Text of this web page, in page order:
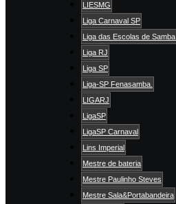
LIESMG
Liga Carnaval SP
Liga das Escolas de
Liga RJ
Liga SP
Liga-SP Fenasamba.
LIGARJ
LigaSP
LigaSP Carnaval
Lins Imperial
Mestre de bateria
Mestre Paulinho Steves
Mestre Sala&Portabandeira